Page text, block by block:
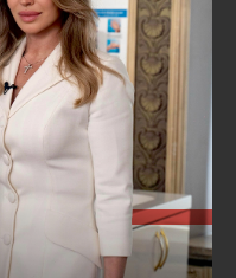
организма
средством.
с